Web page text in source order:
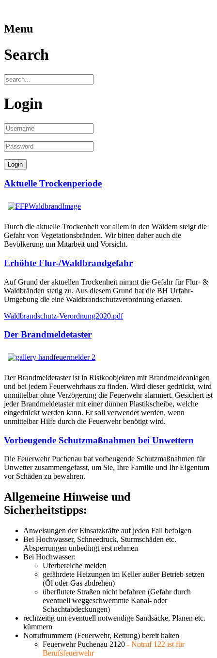
Menu
Search
Login
Aktuelle Trockenperiode
Durch die aktuelle Trockenheit vor allem in den Wäldern steigt die
Gefahr von Vegetationsbränden. Wir bitten daher auch die
Bevölkerung um Mitarbeit und Vorsicht.
Erhöhte Flur-/Waldbrandgefahr
Auf Grund der aktuellen Trockenheit nimmt die Gefahr für Flur- &
Waldbränden stetig zu. Aus diesem Grund hat die BH Urfahr-
Umgebung die eine Waldbrandschutzverordnung erlassen.
Waldbrandschutz-Verordnung2020.pdf
Der Brandmeldetaster
Der Brandmeldetaster ist in Risikoobjekten mit Brandmeldeanlagen
und bei jedem Feuerwehrhaus zu finden. Wird dieser gedrückt, wird
unmittelbar ohne Verzögerung die Feuerwehr alarmiert. Gesichert ist
jeder Brandmeldetaster mit einer dünnen Plastikscheibe, welche
eingedrückt werden kann. Er soll verwendet werden, wenn
unmittelbar Hilfe durch die Feuerwehr benötigt wird.
Vorbeugende Schutzmaßnahmen bei Unwettern
Die Feuerwehr Puchenau hat vorbeugende Schutzmaßnahmen für
Unwetter zusammengefasst, um Sie, Ihre Familie und Ihr Eigentum
vor Schäden zu bewahren.
Allgemeine Hinweise und
Sicherheitstipps:
Anweisungen der Einsatzkräfte auf jeden Fall befolgen
Bei Hochwasser, Schneedruck, Sturmschäden etc.
Absperrungen unbedingt erst nehmen
Bei Hochwasser:
Uferbereiche meiden
gefährdete Heizungen im Keller außer Betrieb setzen
(Öl oder Gas abdrehen)
überflutete Straßen nicht befahren (Gefahr durch
eventuell weggeschwemmte Kanal- oder
Schachtabdeckungen)
rechtzeitig um eventuell notwendige Sandsäcke, Planen etc.
kümmern
Notrufnummern (Feuerwehr, Rettung) bereit halten
Feuerwehr Puchenau 2120 - Notruf 122 ist für
Berufsfeuerwehr